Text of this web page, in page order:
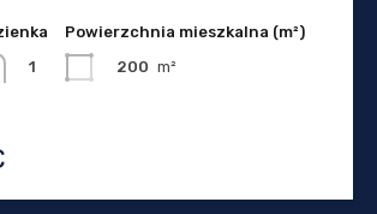
1
Powierzchnia mieszkalna (m²)
200 m²